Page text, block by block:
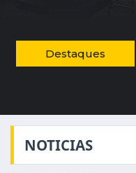
Destaques
NOTICIAS